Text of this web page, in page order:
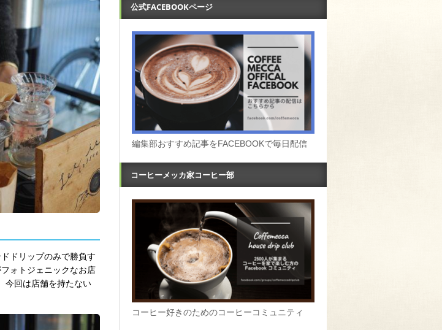
ドリップのみで勝負す
ォトジェニックなお店
今回は店舗を持たない
公式FACEBOOKページ
編集部おすすめ記事をFACEBOOKで毎日配信
コーヒーメッカ家コーヒー部
コーヒー好きのためのコーヒーコミュニティ